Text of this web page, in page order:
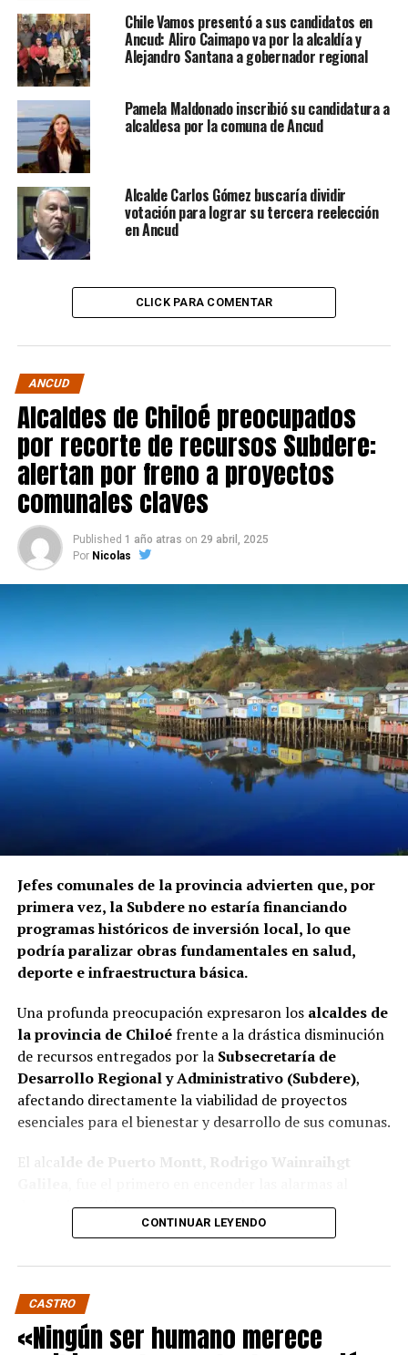
Chile Vamos presentó a sus candidatos en
Ancud: Aliro Caimapo va por la alcaldía y
Alejandro Santana a gobernador regional
Pamela Maldonado inscribió su candidatura a
alcaldesa por la comuna de Ancud
Alcalde Carlos Gómez buscaría dividir
votación para lograr su tercera reelección
en Ancud
CLICK PARA COMENTAR
ANCUD
Alcaldes de Chiloé preocupados
por recorte de recursos Subdere:
alertan por freno a proyectos
comunales claves
Published 1 año atras on 29 abril, 2025
Por Nicolas
Jefes comunales de la provincia advierten que, por
primera vez, la Subdere no estaría financiando
programas históricos de inversión local, lo que
podría paralizar obras fundamentales en salud,
deporte e infraestructura básica.
Una profunda preocupación expresaron los alcaldes de
la provincia de Chiloéfrente a la drástica disminución
de recursos entregados por la Subsecretaría de
Desarrollo Regional y Administrativo (Subdere),
afectando directamente la viabilidad de proyectos
esenciales para el bienestar y desarrollo de sus comunas.
El alca lde de Puerto Montt, Rodrigo Wainraihgt
denunciar públicamente que la Subdere no cuenta con
fondos para financiar iniciativas del Programa de
Mejoramiento de Barrios (PMB), a pesar de que muchas
ya estaban declaradas elegibles.
historia, la Subdere no tiene recursos para estos
programas fundamentales”, afirmó el edil de la capital
CONTINUAR LEYENDO
CASTRO
«Ningún ser humano merece